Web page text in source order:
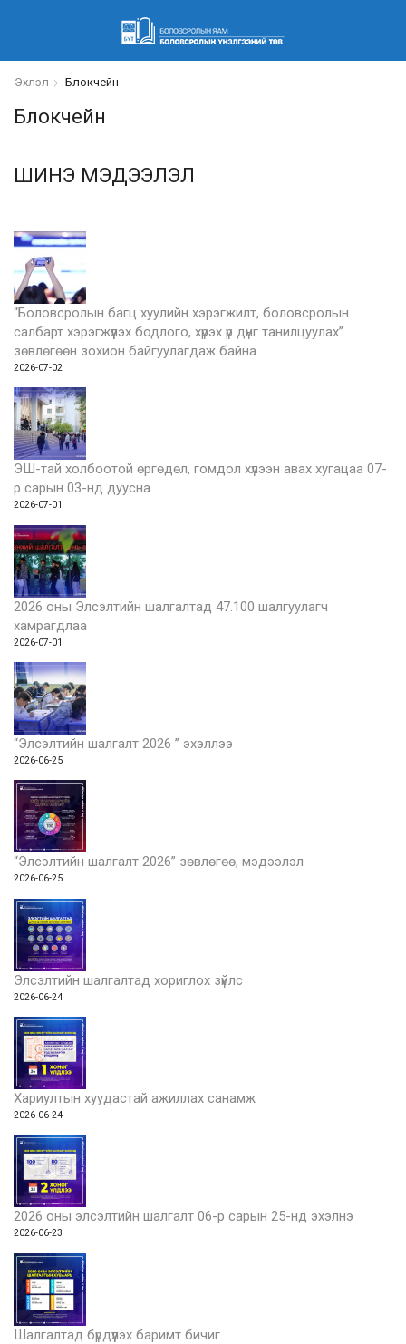
Эхлэл Блокчейн
Блокчейн
ШИНЭ МЭДЭЭЛЭЛ
“Боловсролын багц хуулийн хэрэгжилт, боловсролын
салбарт хэрэгжүүлэх бодлого, хүрэх үр дүнг танилцуулах”
зөвлөгөөн зохион байгуулагдаж байна
2026-07-02
ЭШ-тай холбоотой өргөдөл, гомдол хүлээн авах хугацаа 07-
р сарын 03-нд дуусна
2026-07-01
2026 оны Элсэлтийн шалгалтад 47.100 шалгуулагч
хамрагдлаа
2026-07-01
“Элсэлтийн шалгалт 2026 ” эхэллээ
2026-06-25
“Элсэлтийн шалгалт 2026” зөвлөгөө, мэдээлэл
2026-06-25
Элсэлтийн шалгалтад хориглох зүйлс
2026-06-24
Хариултын хуудастай ажиллах санамж
2026-06-24
2026 оны элсэлтийн шалгалт 06-р сарын 25-нд эхэлнэ
2026-06-23
Шалгалтад бүрдүүлэх баримт бичиг